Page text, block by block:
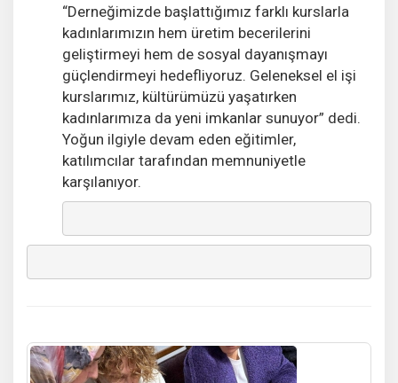
“Derneğimizde başlattığımız farklı kurslarla
kadınlarımızın hem üretim becerilerini
geliştirmeyi hem de sosyal dayanışmayı
güçlendirmeyi hedefliyoruz. Geleneksel el işi
kurslarımız, kültürümüzü yaşatırken
kadınlarımıza da yeni imkanlar sunuyor” dedi.
Yoğun ilgiyle devam eden eğitimler,
katılımcılar tarafından memnuniyetle
karşılanıyor.